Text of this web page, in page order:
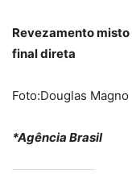
Revezamento misto
final direta
Foto:Douglas Magno
*Agência Brasil